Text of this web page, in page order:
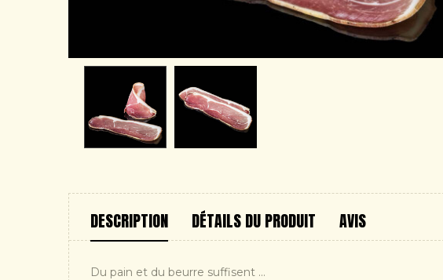
DESCRIPTION DÉTAILS DU PRODUIT AVIS
Du pain et du beurre suffisent ...